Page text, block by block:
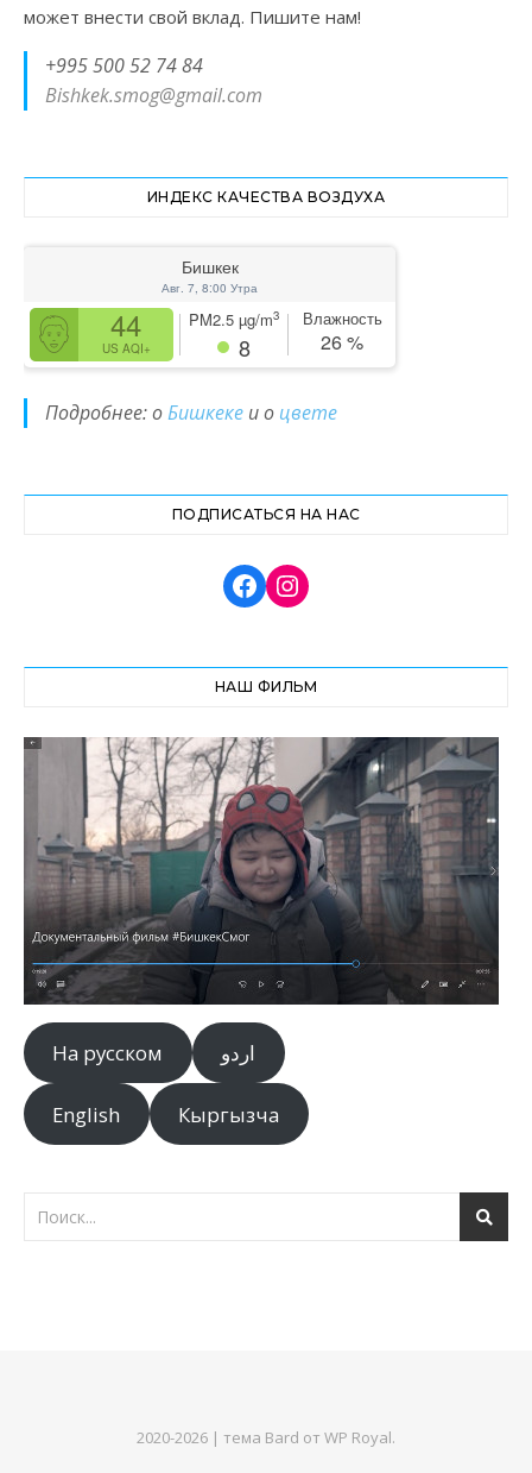
может внести свой вклад. Пишите нам!
+995 500 52 74 84
Bishkek.smog@gmail.com
ИНДЕКС КАЧЕСТВА ВОЗДУХА
Бишкек
Авг. 7, 8:00 Утра
44
US AQI+
PM2.5 µg/m3
8
Влажность
26%
Подробнее: оБишкеке и о цвете
ПОДПИСАТЬСЯ НА НАС
НАШ ФИЛЬМ
На русском اردو
English Кыргызча
2020-2026 | тема Bard от WP Royal.